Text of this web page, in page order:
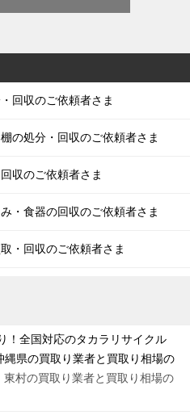
回収のご依頼者さま
の処分・回収のご依頼者さま
収のご依頼者さま
・食器の回収のご依頼者さま
・回収のご依頼者さま
！全国対応のタカラリサイクル
縄県の買取り業者と買取り相場の
東村の買取り業者と買取り相場の